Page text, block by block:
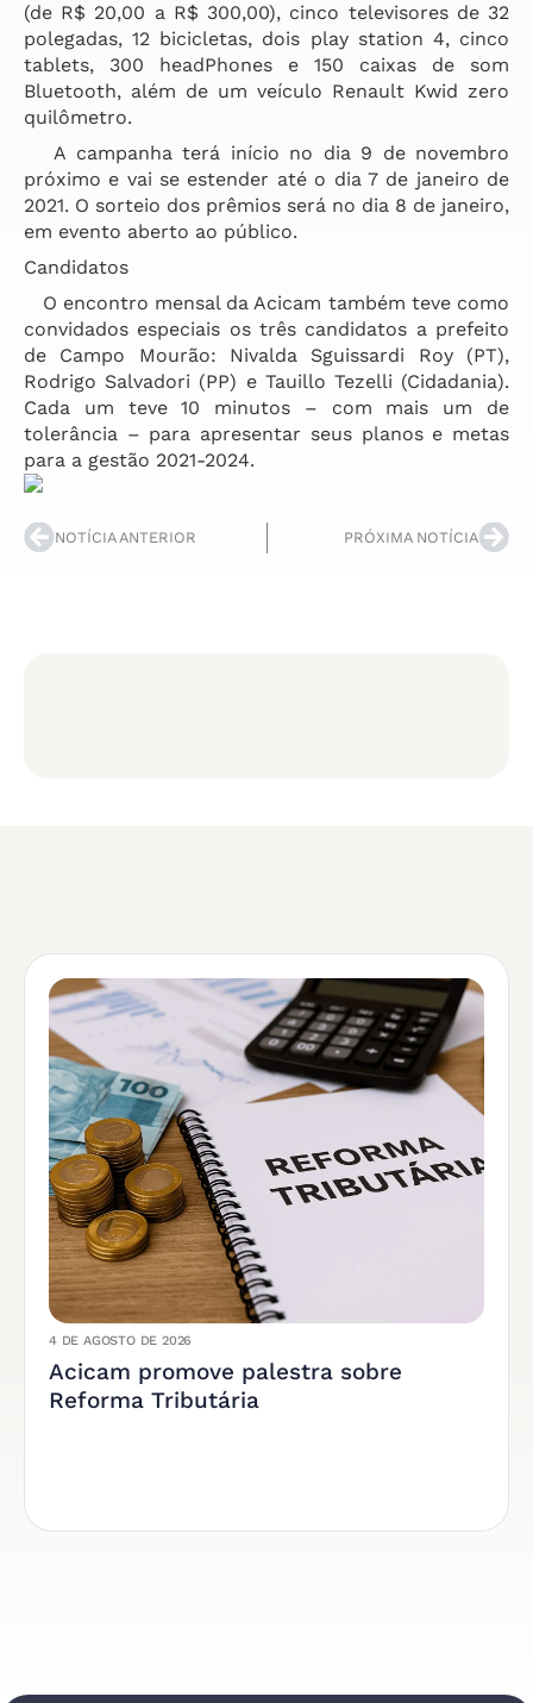
(de R$ 20,00 a R$ 300,00), cinco televisores de 32
polegadas, 12 bicicletas, dois play station 4, cinco
tablets, 300 headPhones e 150 caixas de som
Bluetooth, além de um veículo Renault Kwid zero
quilômetro.
   A campanha terá início no dia 9 de novembro
próximo e vai se estender até o dia 7 de janeiro de
2021. O sorteio dos prêmios será no dia 8 de janeiro,
em evento aberto ao público.
Candidatos
convidados especiais os três candidatos a prefeito
de Campo Mourão: Nivalda Sguissardi Roy (PT),
Rodrigo Salvadori (PP) e Tauillo Tezelli (Cidadania).
Cada um teve 10 minutos – com mais um de
tolerância – para apresentar seus planos e metas
para a gestão 2021-2024.
NOTÍCIA ANTERIOR PRÓXIMA NOTÍCIA
4 DE AGOSTO DE 2026
Acicam promove palestra sobre
Reforma Tributária